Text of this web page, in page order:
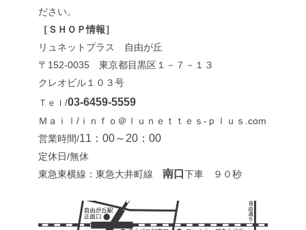
ださい。
［ＳＨＯＰ情報］
リュネットプラス 自由が丘
〒152-0035 東京都目黒区１－７－１３
クレオビル１０３号
Ｔｅｌ/03-6459-5559
Ｍａｉｌ/ｉｎｆｏ＠ｌｕｎｅｔｔｅｓ-ｐｌｕｓ.com
営業時間/11：00～20：00
定休日/無休
東急東横線：東急大井町線 南口 下車 ９０秒